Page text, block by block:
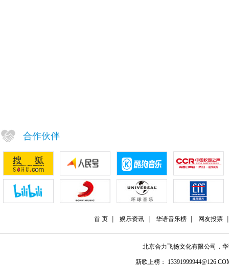
合作伙伴
首 页 娱乐资讯 华语音乐榜 网友投票
北京合力飞扬文化有限公司，
新歌上榜：